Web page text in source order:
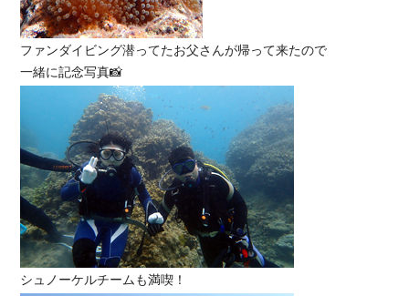
ファンダイビング潜ってたお父さんが帰って来たので
一緒に記念写真📸
シュノーケルチームも満喫！